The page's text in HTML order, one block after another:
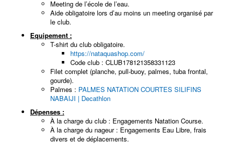
Meeting de l’école de l’eau.
Aide obligatoire lors d’au moins un meeting organisé par
le club.
Equipement :
T-shirt du club obligatoire.
https://nataquashop.com/
Code club : CLUB178121358331123
Filet complet (planche, pull-buoy, palmes, tuba frontal,
gourde).
Palmes : PALMES NATATION COURTES SILIFINS
NABAIJI | Decathlon
Dépenses :
À la charge du club : Engagements Natation Course.
À la charge du nageur : Engagements Eau Libre, frais
divers et de déplacements.